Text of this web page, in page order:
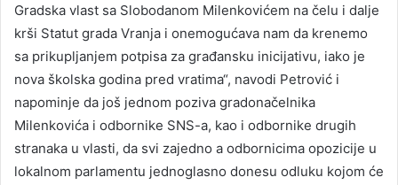
Gradska vlast sa Slobodanom Milenkovićem na čelu i dalje
krši Statut grada Vranja i onemogućava nam da krenemo
sa prikupljanjem potpisa za građansku inicijativu, iako je
nova školska godina pred vratima“, navodi Petrović i
napominje da još jednom poziva gradonačelnika
Milenkovića i odbornike SNS-a, kao i odbornike drugih
stranaka u vlasti, da svi zajedno a odbornicima opozicije u
lokalnom parlamentu jednoglasno donesu odluku kojom će